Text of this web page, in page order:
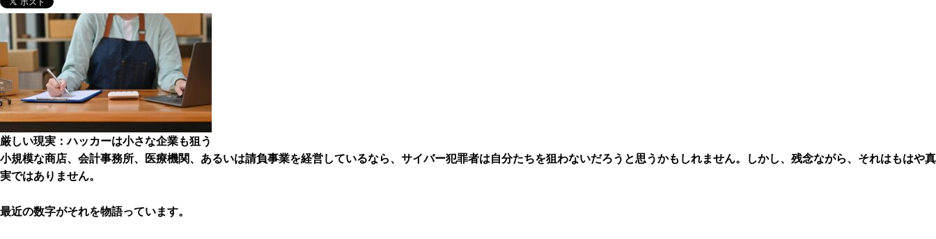
厳しい現実：ハッカーは小さな企業も狙う
小規模な商店、会計事務所、医療機関、あるいは請負事業を経営しているなら、サイバー犯罪者は自分たちを狙わないだろうと思うかもしれません。しかし、残念ながら、それはもはや真
実ではありません。
最近の数字がそれを物語っています。